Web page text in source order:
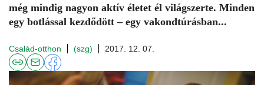
még mindig nagyon aktív életet él világszerte. Minden
egy botlással kezdődött – egy vakondtúrásban...
Család-otthon (szg) 2017. 12. 07.